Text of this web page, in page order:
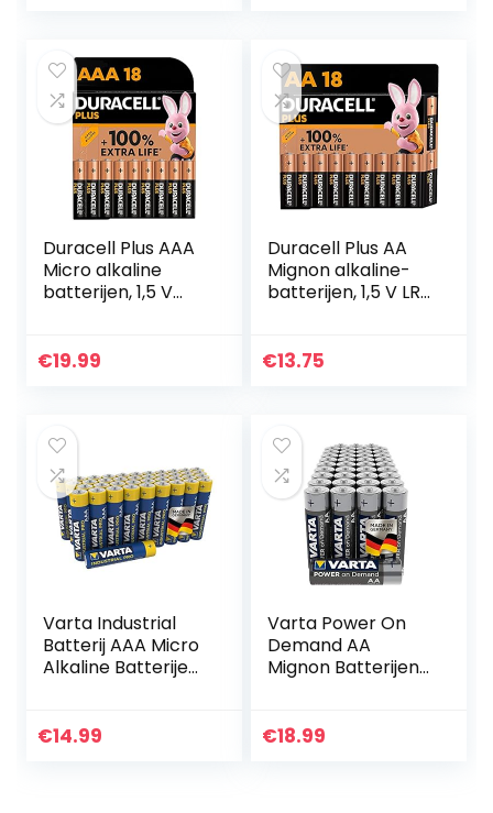
Duracell Plus AAA
Micro alkaline
batterijen, 1,5 V
exclusief]
€19.99
Duracell Plus AA
Mignon alkaline-
batterijen, 1,5 V LR6
€13.75
Varta Industrial
Batterij AAA Micro
Alkaline Batterijen
milieuvriendelijke
€14.99
Varta Power On
Demand AA
Mignon Batterijen
Flexibel En
€18.99